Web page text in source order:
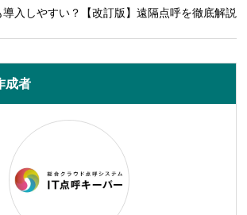
入しやすい？【改訂版】遠隔点呼を徹底解説
成者